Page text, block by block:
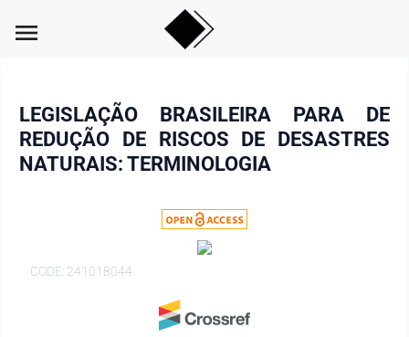
menu
LEGISLAÇÃO BRASILEIRA PARA DE
REDUÇÃO DE RISCOS DE DESASTRES
NATURAIS: TERMINOLOGIA
CODE: 241018044